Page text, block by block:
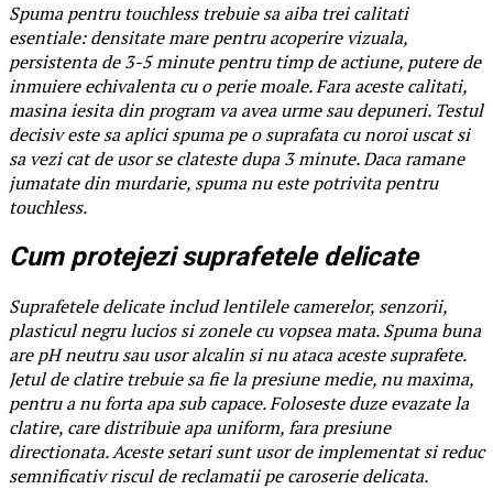
Spuma pentru touchless trebuie sa aiba trei calitati
esentiale: densitate mare pentru acoperire vizuala,
persistenta de 3-5 minute pentru timp de actiune, putere de
inmuiere echivalenta cu o perie moale. Fara aceste calitati,
masina iesita din program va avea urme sau depuneri. Testul
decisiv este sa aplici spuma pe o suprafata cu noroi uscat si
sa vezi cat de usor se clateste dupa 3 minute. Daca ramane
jumatate din murdarie, spuma nu este potrivita pentru
touchless.
Cum protejezi suprafetele delicate
Suprafetele delicate includ lentilele camerelor, senzorii,
plasticul negru lucios si zonele cu vopsea mata. Spuma buna
are pH neutru sau usor alcalin si nu ataca aceste suprafete.
Jetul de clatire trebuie sa fie la presiune medie, nu maxima,
pentru a nu forta apa sub capace. Foloseste duze evazate la
clatire, care distribuie apa uniform, fara presiune
directionata. Aceste setari sunt usor de implementat si reduc
semnificativ riscul de reclamatii pe caroserie delicata.